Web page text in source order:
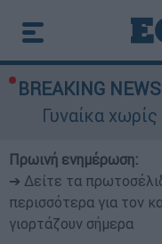
BREAKING
τις
Πρωινή ενημέρωση:
➔ Δείτε τα
περισσότερα για τον
γιορτάζουν σήμερα